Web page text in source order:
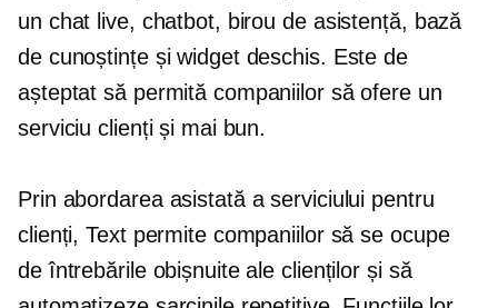
un chat live, chatbot, birou de asistență, bază
de cunoștințe și widget deschis. Este de
așteptat să permită companiilor să ofere un
serviciu clienți și mai bun.
Prin abordarea asistată a serviciului pentru
clienți, Text permite companiilor să se ocupe
de întrebările obișnuite ale clienților și să